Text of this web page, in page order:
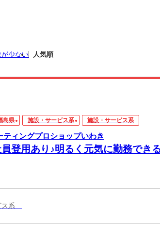
少ない 人気順
島県 施設・サービス系 施設・サービス系
ティングプロショップいわき
登用あり♪明るく元気に勤務でき
ス系